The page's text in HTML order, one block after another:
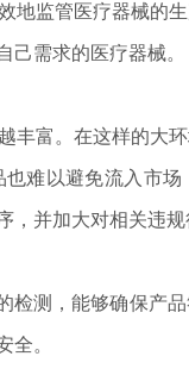
地监管医疗器械的
需求的医疗器械。
丰富。在这样的大
难以避免流入市
并加大对相关违规
测，能够确保产
全。